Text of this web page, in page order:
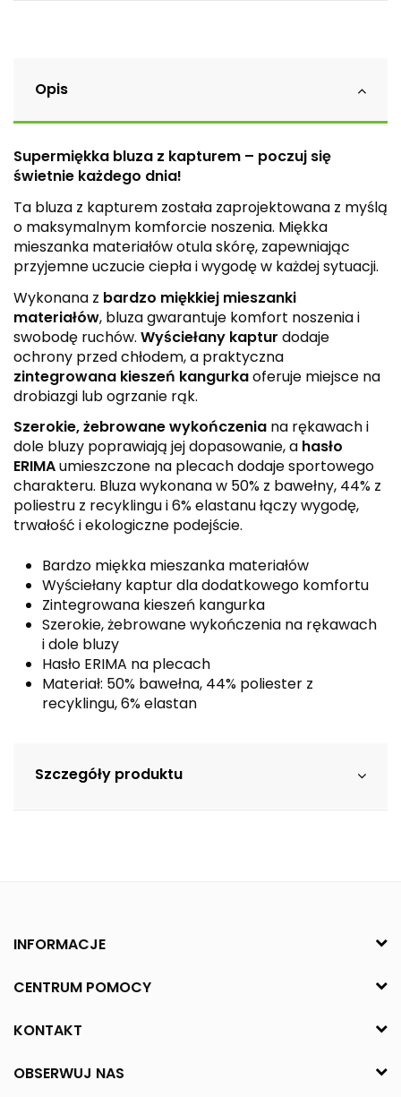
Opis
Supermiękka bluza z kapturem – poczuj się
świetnie każdego dnia!
Ta bluza z kapturem została zaprojektowana z myślą
o maksymalnym komforcie noszenia. Miękka
mieszanka materiałów otula skórę, zapewniając
przyjemne uczucie ciepła i wygodę w każdej sytuacji.
Wykonana z bardzo miękkiej mieszanki
materiałów, bluza gwarantuje komfort noszenia i
swobodę ruchów. Wyściełany kaptur dodaje
ochrony przed chłodem, a praktyczna
zintegrowana kieszeń kangurkaoferuje miejsce na
drobiazgi lub ogrzanie rąk.
Szerokie, żebrowane wykończenia na rękawach i
dole bluzy poprawiają jej dopasowanie, a hasło
ERIMAumieszczone na plecach dodaje sportowego
charakteru. Bluza wykonana w 50% z bawełny, 44% z
poliestru z recyklingu i 6% elastanu łączy wygodę,
trwałość i ekologiczne podejście.
Bardzo miękka mieszanka materiałów
Wyściełany kaptur dla dodatkowego komfortu
Zintegrowana kieszeń kangurka
Szerokie, żebrowane wykończenia na rękawach
i dole bluzy
Hasło ERIMA na plecach
Materiał: 50% bawełna, 44% poliester z
recyklingu, 6% elastan
Szczegóły produktu
INFORMACJE
CENTRUM POMOCY
KONTAKT
OBSERWUJ NAS